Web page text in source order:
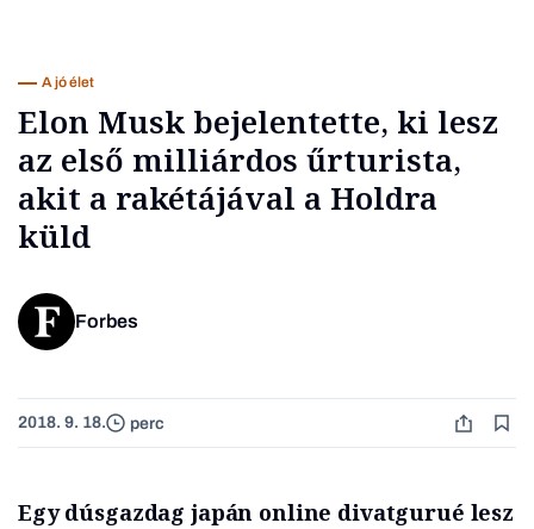
A jó élet
Elon Musk bejelentette, ki lesz
az első milliárdos űrturista,
akit a rakétájával a Holdra
küld
Forbes
2018. 9. 18. perc
Egy dúsgazdag japán online divatgurué lesz